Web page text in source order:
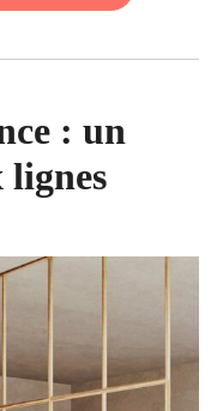
: un
lignes